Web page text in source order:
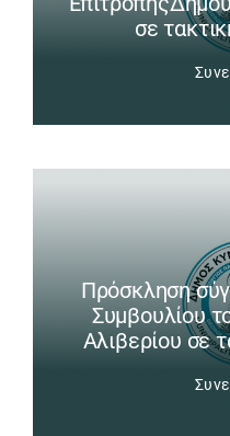
σε
Πρόσκληση
Συμβουλίου
Αλιβερίου σε